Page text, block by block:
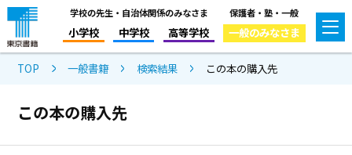
学校の先生・自治体関係のみなさま
小学校 中学校 高等学校
保護者・塾・一般
一般のみなさま
TOP 一般書籍 検索結果 この本の購入先
この本の購入先